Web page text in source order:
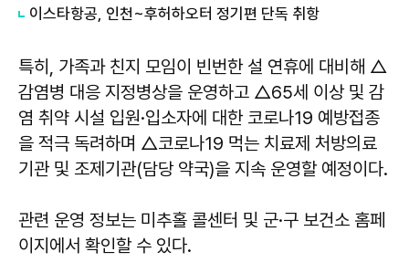
이스타항공, 인천~후허하오터 정기편 단독 취항
특히, 가족과 친지 모임이 빈번한 설 연휴에 대비해 △
감염병 대응 지정병상을 운영하고 △65세 이상 및 감
염 취약 시설 입원·입소자에 대한 코로나19 예방접종
을 적극 독려하며 △코로나19 먹는 치료제 처방의료
기관 및 조제기관(담당 약국)을 지속 운영할 예정이다.
관련 운영 정보는 미추홀 콜센터 및 군·구 보건소 홈페
이지에서 확인할 수 있다.